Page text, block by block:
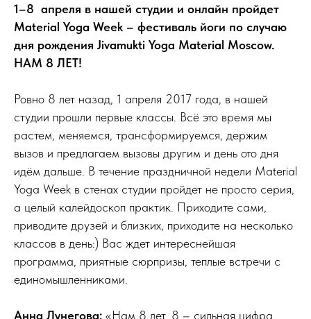
1–8 апреля в нашей студии и онлайн пройдет
Material Yoga Week – фестиваль йоги по случаю
дня рождения Jivamukti Yoga Material Moscow.
НАМ 8 ЛЕТ!
Ровно 8 лет назад, 1 апреля 2017 года, в нашей
студии прошли первые классы. Всё это время мы
растем, меняемся, трансформируемся, держим
вызов и предлагаем вызовы другим и день ото дня
идём дальше. В течение праздничной недели Material
Yoga Week в стенах студии пройдет не просто серия,
а целый калейдоскоп практик. Приходите сами,
приводите друзей и близких, приходите на несколько
классов в день:) Вас ждет интереснейшая
программа, приятные сюрпризы, теплые встречи с
единомышленниками.
Анна Лунегова: «Нам 8 лет. 8 – сильная цифра.